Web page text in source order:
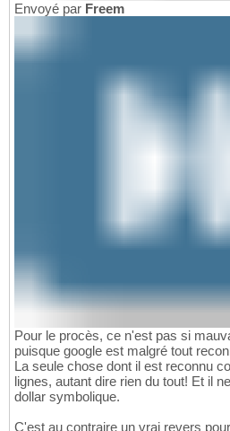
Envoyé par Freem
Pour le procès, ce n'est pas si
puisque google est malgré tout
La seule chose dont il est reconnu
lignes, autant dire rien du tout! Et il
dollar symbolique.
C'est au contraire un vrai revers